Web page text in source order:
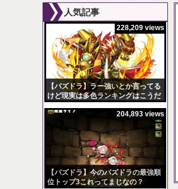
人気記事
【パズドラ】ラー強いとか言ってる
けど現実は多色ランキングはこうだ
228,209 views
【パズドラ】今のパズドラの最強順
位トップ3これってまじなの？
204,893 views